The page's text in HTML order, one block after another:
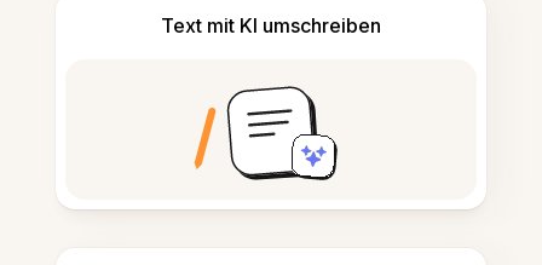
Text mit KI umschreiben